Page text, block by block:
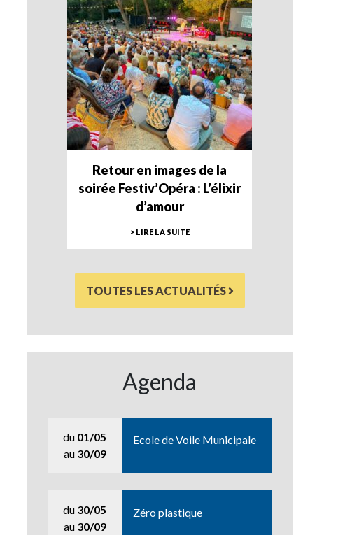
Retour en images de la
soirée Festiv’Opéra : L’élixir
d’amour
> LIRE LA SUITE
TOUTES LES ACTUALITÉS
Agenda
du 01/05
au 30/09
Ecole de Voile Municipale
du 30/05
au 30/09
Zéro plastique